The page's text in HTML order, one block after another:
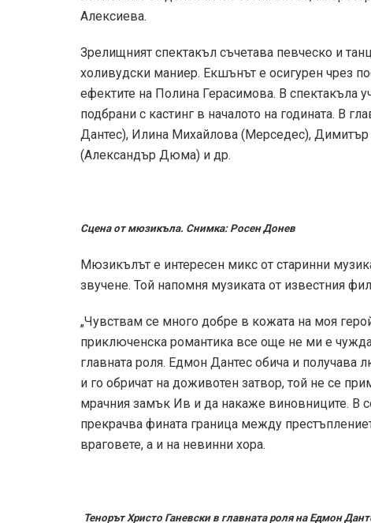
Алексиева.
Зрелищният спектакъл съчетава певческо и
холивудски маниер. Екшънът е осигурен чрез
ефектите на Полина Герасимова. В спектакъла
подбрани с кастинг в началото на годината. В
Дантес), Илина Михайлова (Мерседес),
(Александър Дюма) и др.
Сцена от мюзикъла. Снимка: Росен Донев
Мюзикълът е интересен микс от старинни
звучене. Той напомня музиката от известния
„Чувствам се много добре в кожата на моя
приключенска романтика все още не ми е
главната роля. Едмон Дантес обича и получава
и го обричат на доживотен затвор, той не се
мрачния замък Ив и да накаже виновниците. В
прекрачва фината граница между
враговете, а и на невинни хора.
Тенорът Христо Ганевски в главната роля на Едмон